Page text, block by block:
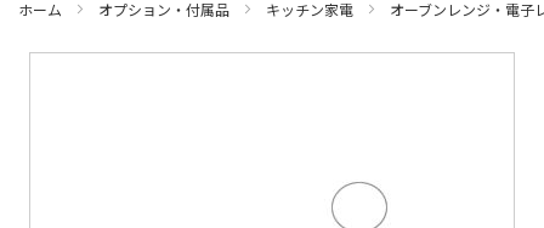
ホーム オプション・付属品 キッチン家電 オーブンレンジ・電子